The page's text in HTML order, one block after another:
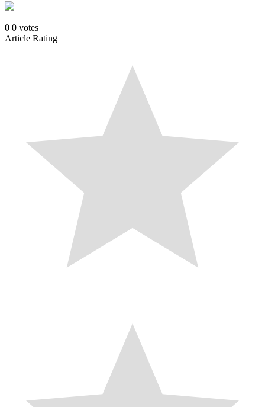
0 0 votes
Article Rating